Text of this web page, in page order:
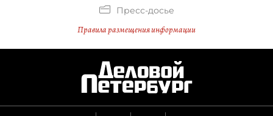
Пресс-досье
Правила размещения информации